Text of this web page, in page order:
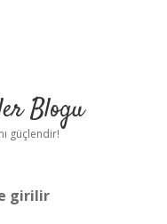
Blogu
güçlendir!
girilir